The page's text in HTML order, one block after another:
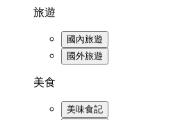
旅遊
國內旅遊
國外旅遊
美食
美味食記